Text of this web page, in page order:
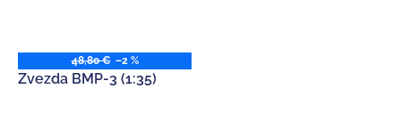
48,80 € –2 %
Zvezda BMP-3 (1:35)